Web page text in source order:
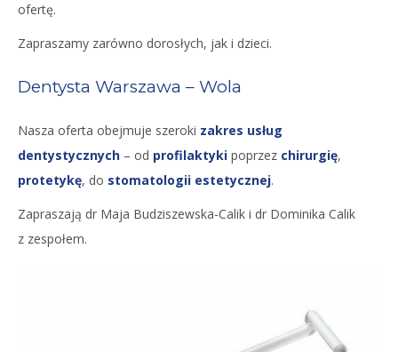
ofertę.
Zapraszamy zarówno dorosłych, jak i dzieci.
Dentysta Warszawa – Wola
Nasza oferta obejmuje szeroki zakres usług
dentystycznych – od profilaktyki poprzez chirurgię,
protetykę, do stomatologii estetycznej.
Zapraszają dr Maja Budziszewska-Calik i dr Dominika Calik
z zespołem.